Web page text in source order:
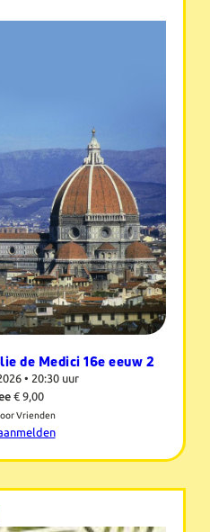
de Medici 16e eeuw 2
• 20:30 uur
€ 9,00
Vrienden